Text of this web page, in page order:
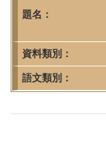
究
所-
首
頁
題名：
資料類別：
語文類別：